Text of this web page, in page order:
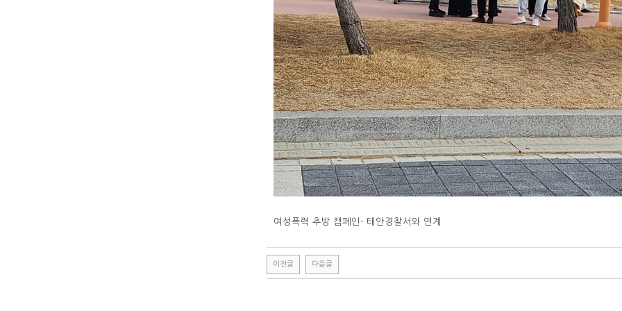
여성폭력 추방 캠페인- 태안경찰서와 연계
이전글 다음글